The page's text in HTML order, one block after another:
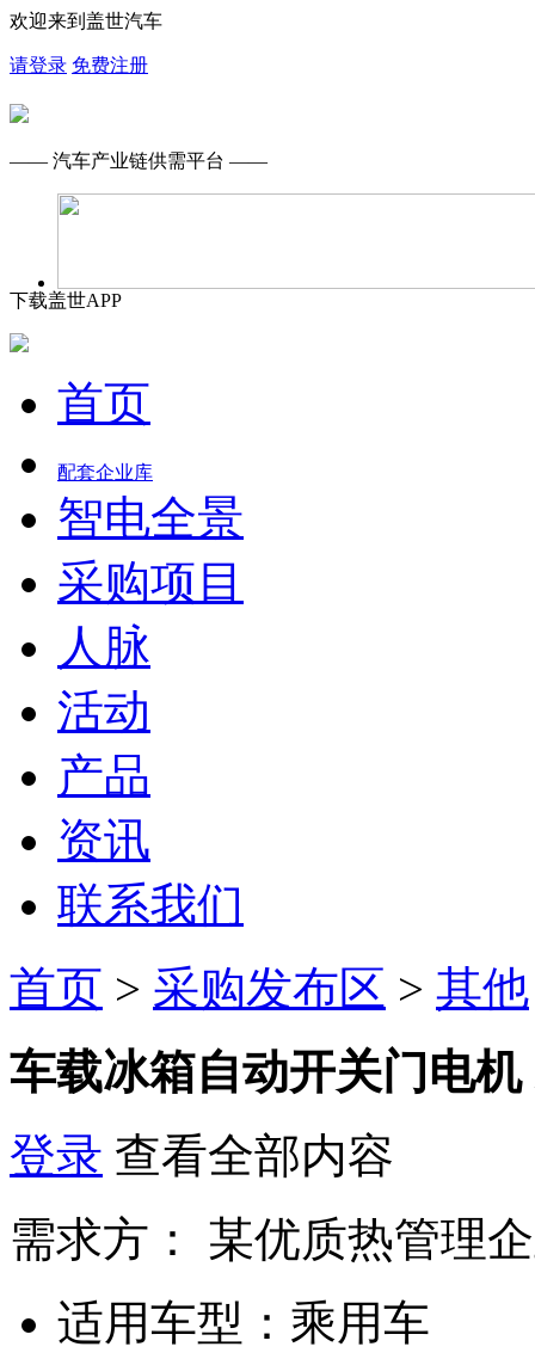
欢迎来到盖世汽车
请登录 免费注册
—— 汽车产业链供需平台 ——
下载盖世APP
首页
配套企业库
智电全景
采购项目
人脉
活动
产品
资讯
联系我们
首页 > 采购发布区 > 其他
车载冰箱自动开关门电机
登录 查看全部内容
需求方：
某优质热管理
适用车型： 乘用车